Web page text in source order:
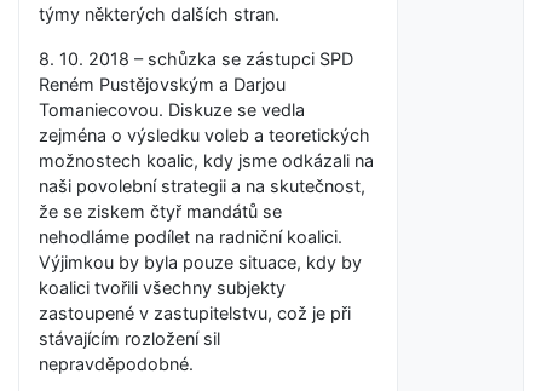
týmy některých dalších stran.
8. 10. 2018 – schůzka se zástupci SPD
Reném Pustějovským a Darjou
Tomaniecovou. Diskuze se vedla
zejména o výsledku voleb a teoretických
možnostech koalic, kdy jsme odkázali na
naši povolební strategii a na skutečnost,
že se ziskem čtyř mandátů se
nehodláme podílet na radniční koalici.
Výjimkou by byla pouze situace, kdy by
koalici tvořili všechny subjekty
zastoupené v zastupitelstvu, což je při
stávajícím rozložení sil
nepravděpodobné.